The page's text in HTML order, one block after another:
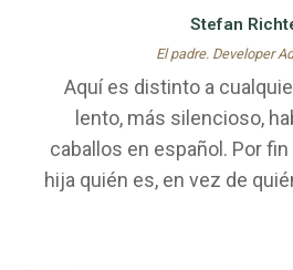
Stefan
El padre. Developer
Aquí es distinto a
lento, más silencioso,
caballos en español. Por
hija quién es, en vez de